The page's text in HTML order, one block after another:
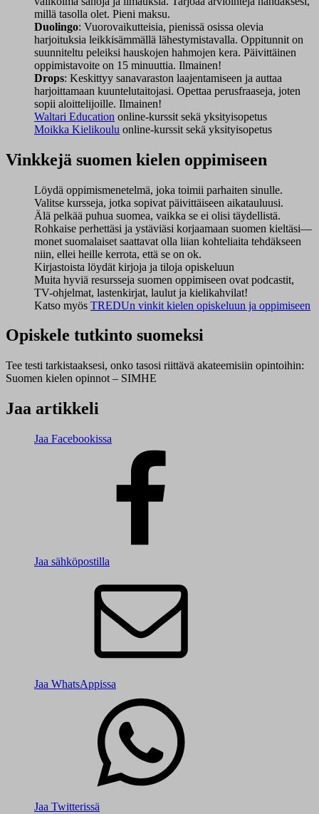
millä tasolla olet. Pieni maksu.
Duolingo: Vuorovaikutteisia, pienissä osissa olevia
harjoituksia leikkisämmällä lähestymistavalla. Oppitunnit on
suunniteltu peleiksi hauskojen hahmojen kera. Päivittäinen
oppimistavoite on 15 minuuttia. Ilmainen!
Drops: Keskittyy sanavaraston laajentamiseen ja auttaa
harjoittamaan kuuntelutaitojasi. Opettaa perusfraaseja, joten
sopii aloittelijoille. Ilmainen!
Waltari Education online-kurssit sekä yksityisopetus
Moikka Kielikoulu online-kurssit sekä yksityisopetus
Vinkkejä suomen kielen oppimiseen
Löydä oppimismenetelmä, joka toimii parhaiten sinulle.
Valitse kursseja, jotka sopivat päivittäiseen aikatauluusi.
Älä pelkää puhua suomea, vaikka se ei olisi täydellistä.
Rohkaise perhettäsi ja ystäviäsi korjaamaan suomen kieltäsi—
monet suomalaiset saattavat olla liian kohteliaita tehdäkseen
niin, ellei heille kerrota, että se on ok.
Kirjastoista löydät kirjoja ja tiloja opiskeluun
Muita hyviä resursseja suomen oppimiseen ovat podcastit,
TV-ohjelmat, lastenkirjat, laulut ja kielikahvilat!
Katso myös TREDUn vinkit kielen opiskeluun ja oppimiseen
Opiskele tutkinto suomeksi
Tee testi tarkistaaksesi, onko tasosi riittävä akateemisiin opintoihin:
Suomen kielen opinnot – SIMHE
Jaa artikkeli
Jaa Facebookissa
Jaa sähköpostilla
Jaa WhatsAppissa
Jaa Twitterissä